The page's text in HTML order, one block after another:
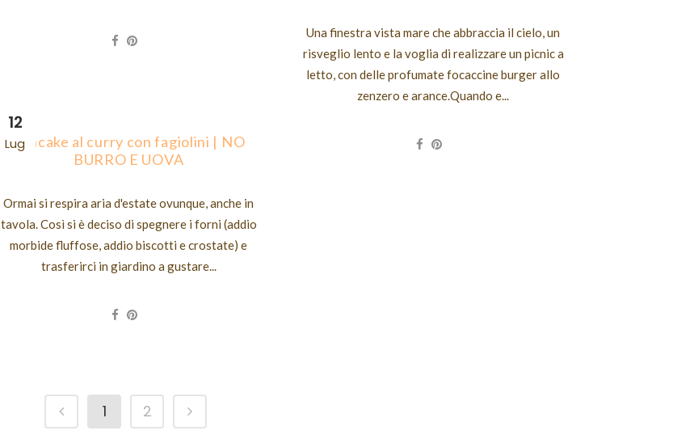
Una finestra vista mare che abbraccia il cielo, un
risveglio lento e la voglia di realizzare un picnic a
letto, con delle profumate focaccine burger allo
zenzero e arance.Quando e...
12
Lug
Pancake al curry con fagiolini | NO
BURRO E UOVA
Ormai si respira aria d'estate ovunque, anche in
tavola. Così si è deciso di spegnere i forni (addio
morbide fluffose, addio biscotti e crostate) e
trasferirci in giardino a gustare...
1 2